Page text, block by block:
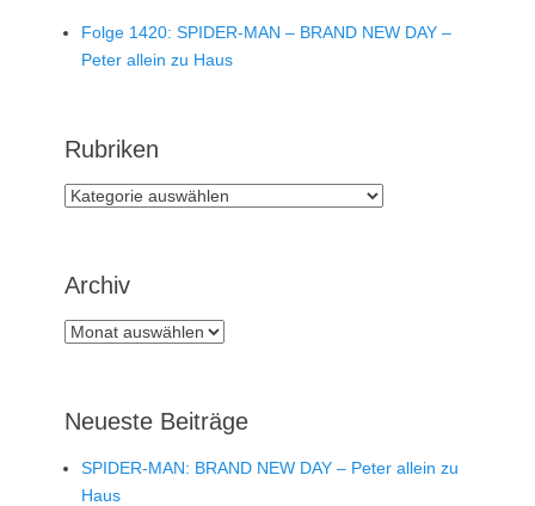
Folge 1420: SPIDER-MAN – BRAND NEW DAY –
Peter allein zu Haus
Rubriken
Rubriken
Archiv
Archiv
Neueste Beiträge
SPIDER-MAN: BRAND NEW DAY – Peter allein zu
Haus